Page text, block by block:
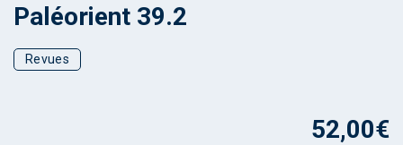
Paléorient 39.2
Revues
52,00€